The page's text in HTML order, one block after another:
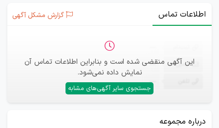
اطلاعات تماس گزارش مشکل آگهی
این آگهی منقضی شده است و بنابراین اطلاعات تماس آن
نمایش داده نمی‌شود.
جستجوی سایر آگهی‌های مشابه
ایمیل —
—
درباره مجموعه